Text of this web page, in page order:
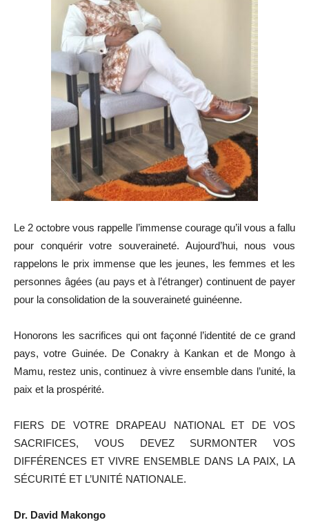
Le 2 octobre vous rappelle l’immense courage qu’il vous a fallu
pour conquérir votre souveraineté. Aujourd’hui, nous vous
rappelons le prix immense que les jeunes, les femmes et les
personnes âgées (au pays et à l’étranger) continuent de payer
pour la consolidation de la souveraineté guinéenne.
Honorons les sacrifices qui ont façonné l’identité de ce grand
pays, votre Guinée. De Conakry à Kankan et de Mongo à
Mamu, restez unis, continuez à vivre ensemble dans l’unité, la
paix et la prospérité.
FIERS DE VOTRE DRAPEAU NATIONAL ET DE VOS
SACRIFICES, VOUS DEVEZ SURMONTER VOS
DIFFÉRENCES ET VIVRE ENSEMBLE DANS LA PAIX, LA
SÉCURITÉ ET L’UNITÉ NATIONALE.
Dr. David Makongo